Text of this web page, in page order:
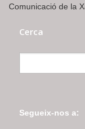
Comunicació de la
Cerca
Segueix-nos a: